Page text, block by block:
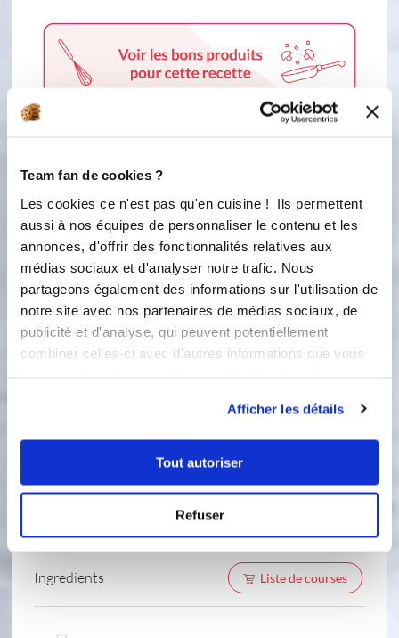
Team fan de cookies ?
Les cookies ce n'est pas qu'en cuisine ! Ils permettent
aussi à nos équipes de personnaliser le contenu et les
annonces, d'offrir des fonctionnalités relatives aux
médias sociaux et d'analyser notre trafic. Nous
partageons également des informations sur l'utilisation de
notre site avec nos partenaires de médias sociaux, de
publicité et d'analyse, qui peuvent potentiellement
combiner celles-ci avec d'autres informations que vous
Afficher les détails
Tout autoriser
Refuser
2 étapes
1
Découper un cercle de 17 cm de
biscuit avec le praliné feuilleté. Poser
le moule entremet sur une plaque
perforée, et y repartir un peu de
mousse avec la spatule pour bien
remplir les arrondis et le fond. Verser
de la mousse sans remplir jusqu’en
en l’enfonçant bien dans la mousse.
2
nuit.
Le glaçage... J-1
Ingredients Liste de courses